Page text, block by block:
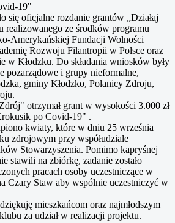
19"
się oficjalne rozdanie grantów „Działaj
realizowanego ze środków programu
Amerykańskiej Fundacji Wolności
Rozwoju Filantropii w Polsce oraz
w Kłodzku. Do składania wniosków były
pozarządowe i grupy nieformalne,
gminy Kłodzko, Polanicy Zdroju,
otrzymał grant w wysokości 3.000 zł
po Covid-19" .
kwiaty, które w dniu 25 września
zdrojowym przy współudziale
Stowarzyszenia. Pomimo kapryśnej
stawili na zbiórkę, zadanie zostało
pracach osoby uczestniczące w
Czary Staw aby wspólnie uczestniczyć w
mieszkańcom oraz najmłodszym
za udział w realizacji projektu.